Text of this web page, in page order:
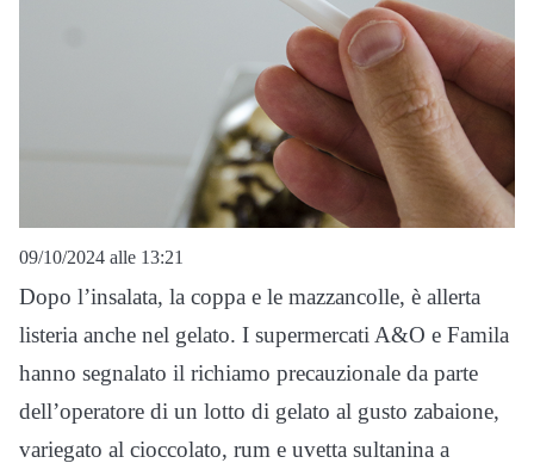
09/10/2024 alle 13:21
Dopo l’insalata, la coppa e le mazzancolle, è allerta
listeria anche nel gelato. I supermercati A&O e Famila
hanno segnalato il richiamo precauzionale da parte
dell’operatore di un lotto di gelato al gusto zabaione,
variegato al cioccolato, rum e uvetta sultanina a